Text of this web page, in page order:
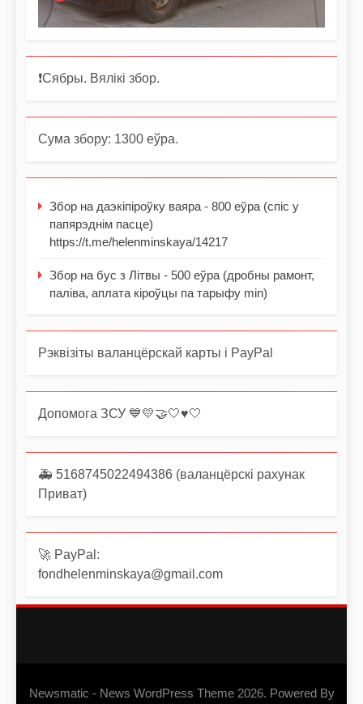
❗️Сябры. Вялікі збор.
Сума збору: 1300 еўра.
Збор на даэкіпіроўку ваяра - 800 еўра (спіс у
папярэднім пасце)
https://t.me/helenminskaya/14217
Збор на бус з Літвы - 500 еўра (дробны рамонт,
паліва, аплата кіроўцы па тарыфу min)
Рэквізіты валанцёрскай карты і PayPal
Допомога ЗСУ 💙💛🤝🤍♥️🤍
🚑 5168745022494386 (валанцёрскі рахунак
Приват)
🚀 PayPal:
fondhelenminskaya@gmail.com
Newsmatic - News WordPress Theme 2026. Powered By